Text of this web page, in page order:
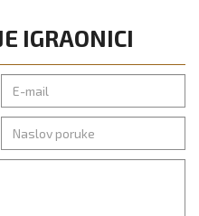
IGRAONICI